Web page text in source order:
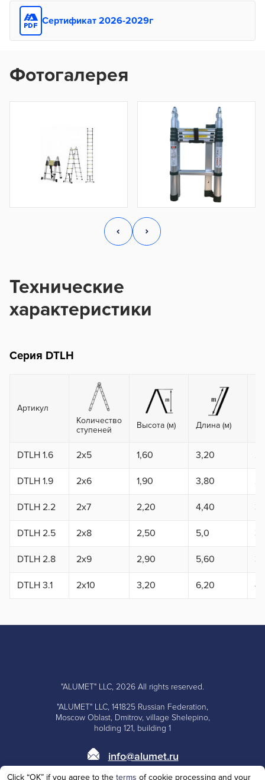
Сертификат 2026-2029г
Фотогалерея
Технические
характеристики
Серия DTLH
Артикул
Количество
ступеней
Высота (м) Длина (м)
DTLH 1.6 2x5 1,60 3,20
DTLH 1.9 2x6 1,90 3,80
DTLH 2.2 2x7 2,20 4,40
DTLH 2.5 2x8 2,50 5,0
DTLH 2.8 2x9 2,90 5,60
DTLH 3.1 2x10 3,20 6,20
"ALUMET" LLC, 2026 All rights reserved.
"ALUMET" LLC, 141825 Russian Federation,
Moscow Oblast, Dmitrov, village Shelepino,
holding 121, building 1
info@alumet.ru
Click “OK” if you agree to the terms of cookie processing and your